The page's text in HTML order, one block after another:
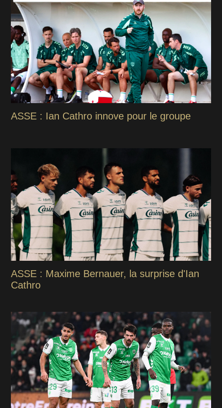
ASSE : Ian Cathro innove pour le groupe
ASSE : Maxime Bernauer, la surprise d'Ian
Cathro